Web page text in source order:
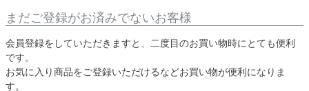
まだご登録がお済みでないお客様
会員登録をしていただきますと、二度目のお買い物時にとても便利
です。
お気に入り商品をご登録いただけるなどお買い物が便利になりま
す。